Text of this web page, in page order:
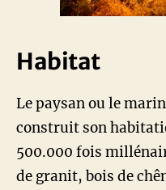
Habitat
Le paysan ou le
construit son
500.000 fois
de granit, bois de